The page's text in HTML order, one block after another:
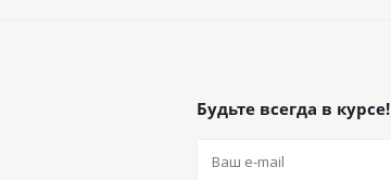
Будьте всегда в курсе!